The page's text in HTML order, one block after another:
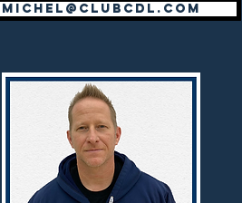
michel@clubcdl.com